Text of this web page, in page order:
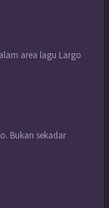
area lagu Largo
Bukan sekadar